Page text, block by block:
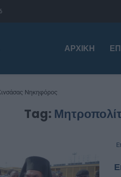
ΑΡΧΙΚΉ
Νηκηφόρος
Tag: